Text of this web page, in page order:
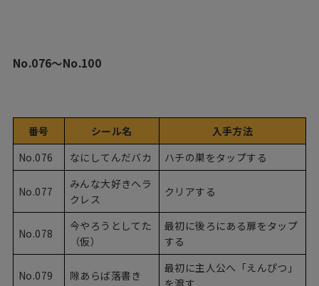
No.076〜No.100
番号 シール名
入手方法
No.076
なにしてんだバカ ハチの巣をタップする
No.077
みんな大好きヘラ
クレス
クリアする
No.078
今やろうとしてた
（仮）
最初に後ろにある扉をタップ
する
No.079 隙あらば落書き
最初に主人公へ「えんぴつ」
を渡す